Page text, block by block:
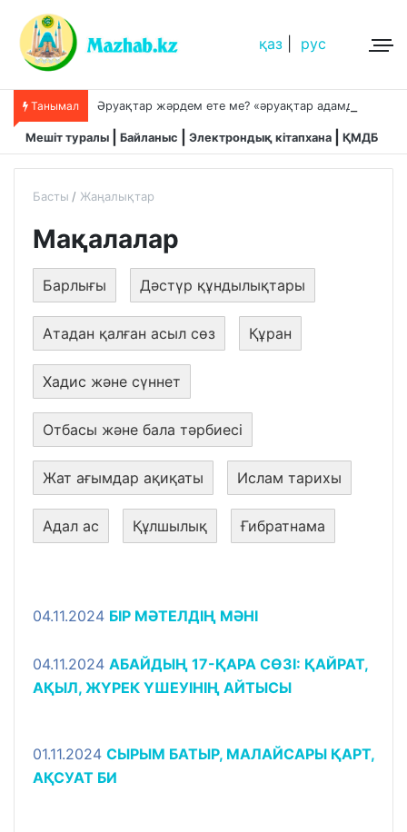
қаз рус
Танымал
Мешіт туралы Байланыс Электрондық кітапхана ҚМДБ
Басты Жаңалықтар
Мақалалар
Барлығы Дәстүр құндылықтары
Атадан қалған асыл сөз Құран
Хадис және сүннет
Отбасы және бала тәрбиесі
Жат ағымдар ақиқаты Ислам тарихы
Адал ас Құлшылық Ғибратнама
04.11.2024 БІР МӘТЕЛДІҢ МӘНІ
04.11.2024 АБАЙДЫҢ 17-ҚАРА СӨЗІ: ҚАЙРАТ,
АҚЫЛ, ЖҮРЕК ҮШЕУІНІҢ АЙТЫСЫ
01.11.2024 СЫРЫМ БАТЫР, МАЛАЙСАРЫ ҚАРТ,
АҚСУАТ БИ